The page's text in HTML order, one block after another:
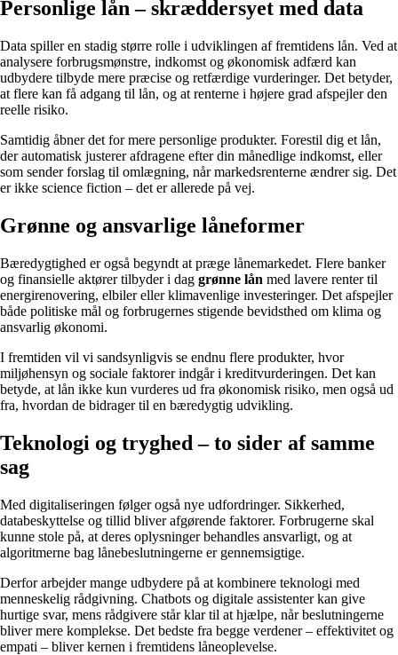
Personlige lån – skræddersyet med data
Data spiller en stadig større rolle i udviklingen af fremtidens lån. Ved at
analysere forbrugsmønstre, indkomst og økonomisk adfærd kan
udbydere tilbyde mere præcise og retfærdige vurderinger. Det betyder,
at flere kan få adgang til lån, og at renterne i højere grad afspejler den
reelle risiko.
Samtidig åbner det for mere personlige produkter. Forestil dig et lån,
der automatisk justerer afdragene efter din månedlige indkomst, eller
som sender forslag til omlægning, når markedsrenterne ændrer sig. Det
er ikke science fiction – det er allerede på vej.
Grønne og ansvarlige låneformer
Bæredygtighed er også begyndt at præge lånemarkedet. Flere banker
og finansielle aktører tilbyder i dag grønne lån med lavere renter til
energirenovering, elbiler eller klimavenlige investeringer. Det afspejler
både politiske mål og forbrugernes stigende bevidsthed om klima og
ansvarlig økonomi.
I fremtiden vil vi sandsynligvis se endnu flere produkter, hvor
miljøhensyn og sociale faktorer indgår i kreditvurderingen. Det kan
betyde, at lån ikke kun vurderes ud fra økonomisk risiko, men også ud
fra, hvordan de bidrager til en bæredygtig udvikling.
Teknologi og tryghed – to sider af samme
sag
Med digitaliseringen følger også nye udfordringer. Sikkerhed,
databeskyttelse og tillid bliver afgørende faktorer. Forbrugerne skal
kunne stole på, at deres oplysninger behandles ansvarligt, og at
algoritmerne bag lånebeslutningerne er gennemsigtige.
Derfor arbejder mange udbydere på at kombinere teknologi med
menneskelig rådgivning. Chatbots og digitale assistenter kan give
hurtige svar, mens rådgivere står klar til at hjælpe, når beslutningerne
bliver mere komplekse. Det bedste fra begge verdener – effektivitet og
empati – bliver kernen i fremtidens låneoplevelse.